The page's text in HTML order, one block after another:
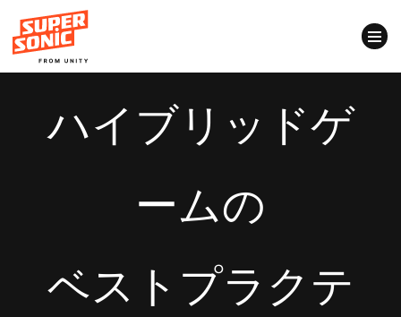
ハイブリッドゲ
ームの
ベストプラクテ